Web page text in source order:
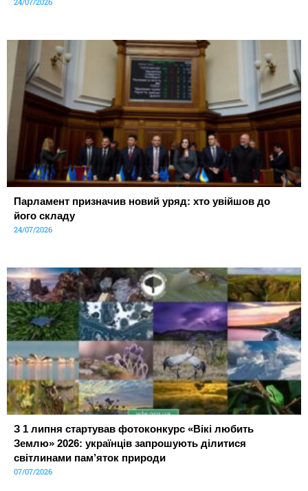
Парламент призначив новий уряд: хто увійшов до
його складу
24/07/2026
З 1 липня стартував фотоконкурс «Вікі любить
Землю» 2026: українців запрошують ділитися
світлинами пам’яток природи
07/07/2026